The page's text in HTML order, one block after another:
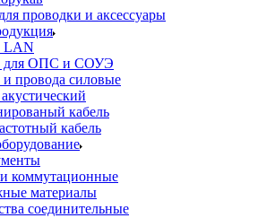
проводки и аксессуары
LAN
для ОПС и СОУЭ
провода силовые
кабель
кабель
коммутационные
материалы
соединительные